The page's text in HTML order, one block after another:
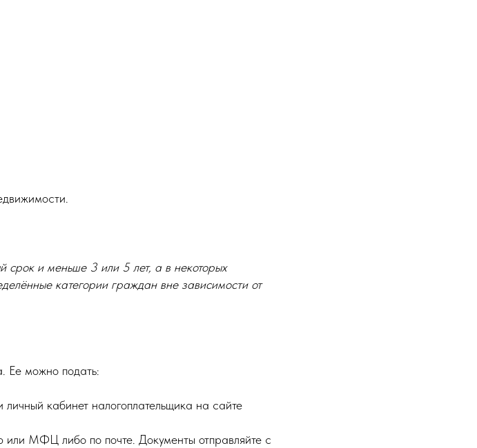
срок и меньше 3 или 5 лет, а в некоторых
категории граждан вне зависимости от
Ее можно подать:
кабинет налогоплательщика на сайте
или МФЦ либо по почте. Документы отправляйте с